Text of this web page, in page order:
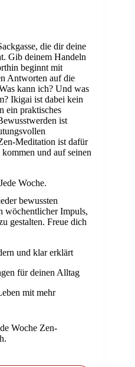
die dir deine
Gib deinem Handeln
beginnt mit
Antworten auf die
kann ich? Und was
Ikigai ist dabei kein
ein praktisches
ist
Meditation ist dafür
und auf seinen
Woche.
bewussten
wöchentlicher Impuls,
gestalten. Freue dich
und klar erklärt
für deinen Alltag
mit mehr
Woche Zen-